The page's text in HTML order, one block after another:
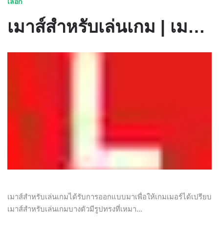
เมาส์สำหรับเล่นเกม | เมาส์สำหรับเล่นเกมที่แนะนำสำหรับคุณ | เลอโนโวประเทศไทย
เมาส์สำหรับเล่นเกมได้รับการออกแบบมาเพื่อให้เกมเมอร์ได้เปรียบ
เมาส์สำหรับเล่นเกมบางตัวมีรูปทรงที่เหมา...